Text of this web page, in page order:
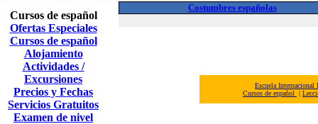
Cursos de español
Ofertas Especiales
Cursos de español
Alojamiento
Actividades /
Excursiones
Precios y Fechas
Servicios Gratuitos
Examen de nivel
Costumbres españolas
Escuela
Cursos de español
|